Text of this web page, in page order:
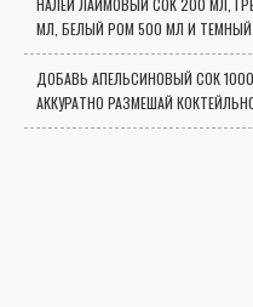
МЛ, БЕЛЫЙ РОМ 500 МЛ И
ДОБАВЬ АПЕЛЬСИНОВЫЙ СОК
АККУРАТНО РАЗМЕШАЙ